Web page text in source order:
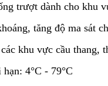
trượt dành cho khu
tăng độ ma sát
khu vực cầu thang,
4°C - 79°C
OD Lỗ